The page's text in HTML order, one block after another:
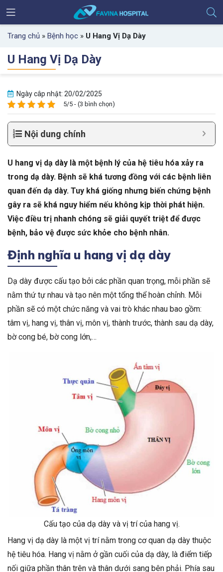
Trang chủ » Bệnh học » U Hang Vị Dạ Dày
U Hang Vị Dạ Dày
Ngày câp nhật: 20/02/2025
5/5 - (3 bình chọn)
Nội dung chính
U hang vị dạ dày là một bệnh lý của hệ tiêu hóa xảy ra
trong dạ dày. Bệnh sẽ khá tương đồng với các bệnh liên
quan đến dạ dày. Tuy khá giống nhưng biến chứng bệnh
gây ra sẽ khá nguy hiểm nếu không kịp thời phát hiện.
Việc điều trị nhanh chóng sẽ giải quyết triệt để được
bệnh, bảo vệ được sức khỏe cho bệnh nhân.
Định nghĩa u hang vị dạ dày
Dạ dày được cấu tạo bởi các phần quan trọng, mỗi phần sẽ
nằm thứ tự nhau và tạo nên một tổng thể hoàn chỉnh. Mỗi
phần sẽ có một chức năng và vai trò khác nhau bao gồm:
tâm vị, hang vị, thân vị, môn vị, thành trước, thành sau dạ dày,
bờ cong bé, bờ cong lớn,…
Cấu tạo của dạ dày và vị trí của hang vị.
Hang vị dạ dày là một vị trí nằm trong cơ quan dạ dày thuộc
hệ tiêu hóa. Hang vị nằm ở gần cuối của dạ dày, là điểm tiếp
nối giữa phần thân trên và thân dưới sang bên phải. Phía sau